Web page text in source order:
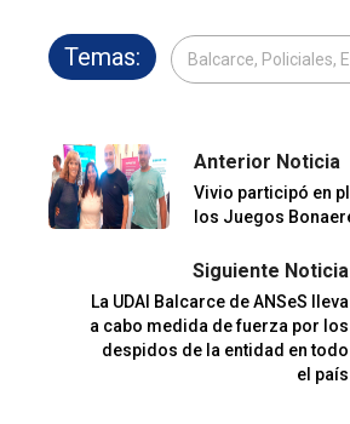
Temas: Balcarce, Policiales,
Anterior Noticia
Vivio participó en
los Juegos
Siguiente Noticia
La UDAI Balcarce de ANSeS lleva
a cabo medida de fuerza por los
despidos de la entidad en todo
el país